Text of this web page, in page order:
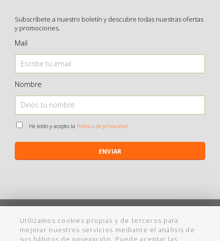
Utilizamos cookies propias y de terceros para
mejorar nuestros servicios mediante el análisis de
sus hábitos de navegación. Puede aceptar las
Subscríbete a nuestro boletín y descubre todas nuestras ofertas
y promociones.
Mail
Nombre
He leído y acepto la Política de privacidad
ENVIAR
Maistendencia todos los derechos reservados
Política de Privacidad Aviso Legal Política de cookies Ayuda